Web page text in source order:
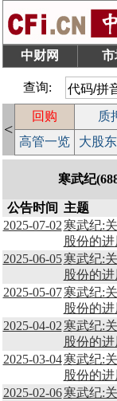
中财网 市
查询:
<
回购 质
高管一览 大股
寒武纪
公告时间 主题
2025-07-02 寒武纪:
股份的
2025-06-05 寒武纪:
股份的
2025-05-07 寒武纪:
股份的
2025-04-02 寒武纪:
股份的
2025-03-04 寒武纪:
股份的
2025-02-06 寒武纪: